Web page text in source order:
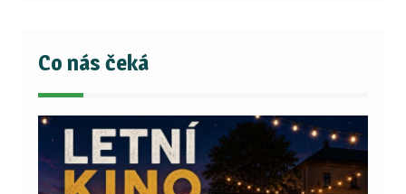
Co nás čeká